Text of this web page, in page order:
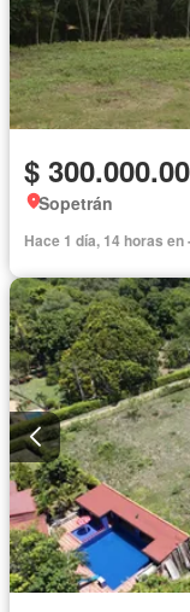
$
Sopetrán
Hace 1 día, 14 horas